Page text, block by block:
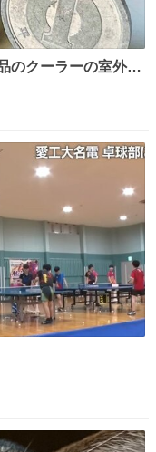
のクーラーの室外機